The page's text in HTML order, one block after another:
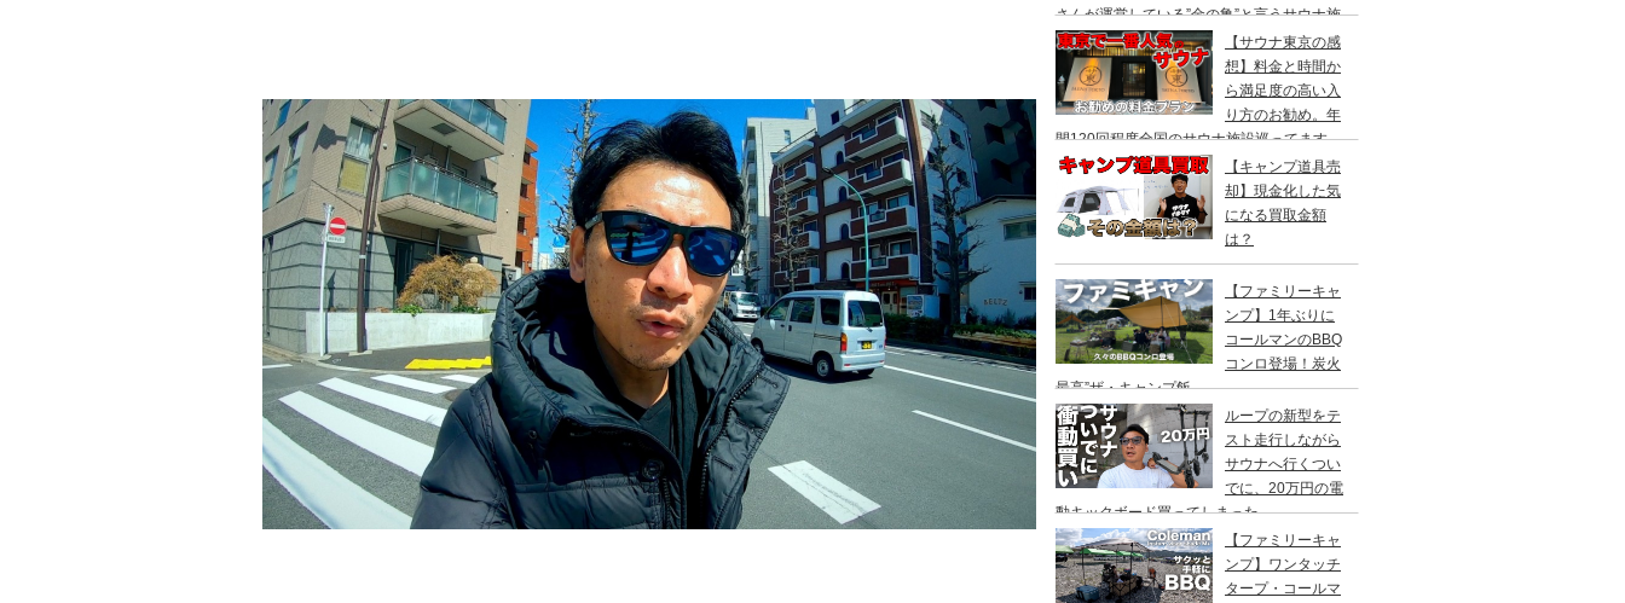
さんが運営している”金の亀”と言うサウナ施
設へ行ってきました。
【サウナ東京の感
想】料金と時間か
ら満足度の高い入
り方のお勧め。年
間120回程度全国のサウナ施設巡ってます。
【キャンプ道具売
却】現金化した気
になる買取金額
は？
【ファミリーキャ
ンプ】1年ぶりに
コールマンのBBQ
コンロ登場！炭火
最高”ザ・キャンプ飯
ループの新型をテ
スト走行しながら
サウナへ行くつい
でに、20万円の電
動キックボード買ってしまった。
YADEA（ヤデア）
【ファミリーキャ
ンプ】ワンタッチ
タープ・コールマ